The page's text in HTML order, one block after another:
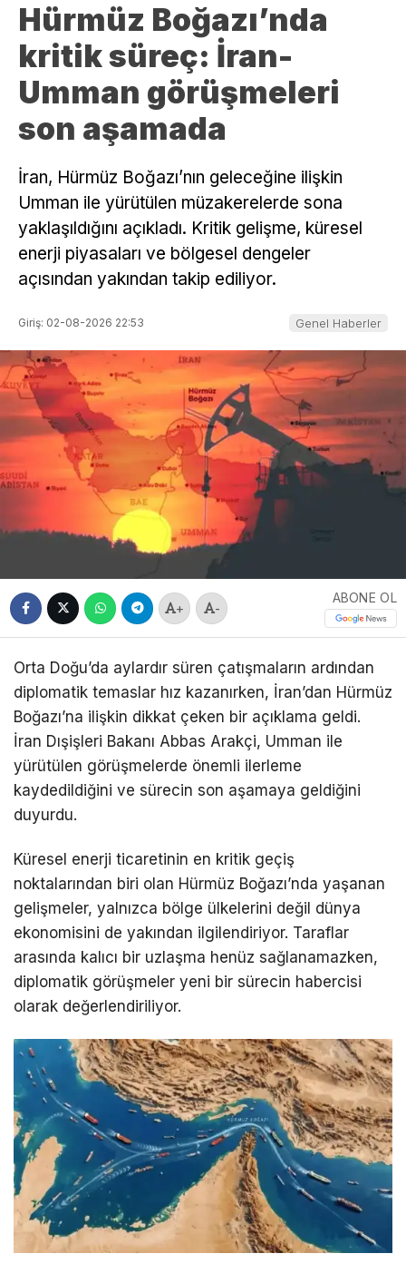
Hürmüz Boğazı’nda
kritik süreç: İran-
Umman görüşmeleri
son aşamada
İran, Hürmüz Boğazı’nın geleceğine ilişkin
Umman ile yürütülen müzakerelerde sona
yaklaşıldığını açıkladı. Kritik gelişme, küresel
enerji piyasaları ve bölgesel dengeler
açısından yakından takip ediliyor.
Giriş: 02-08-2026 22:53 Genel Haberler
+ -
ABONE OL
Orta Doğu’da aylardır süren çatışmaların ardından
diplomatik temaslar hız kazanırken, İran’dan Hürmüz
Boğazı’na ilişkin dikkat çeken bir açıklama geldi.
İran Dışişleri Bakanı Abbas Arakçi, Umman ile
yürütülen görüşmelerde önemli ilerleme
kaydedildiğini ve sürecin son aşamaya geldiğini
duyurdu.
Küresel enerji ticaretinin en kritik geçiş
noktalarından biri olan Hürmüz Boğazı’nda yaşanan
gelişmeler, yalnızca bölge ülkelerini değil dünya
ekonomisini de yakından ilgilendiriyor. Taraflar
arasında kalıcı bir uzlaşma henüz sağlanamazken,
diplomatik görüşmeler yeni bir sürecin habercisi
olarak değerlendiriliyor.